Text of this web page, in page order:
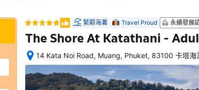
緊鄰海灘 Travel Proud 永續發展
The Shore At Katathani -
14 Kata Noi Road, Muang, Phuket, 83100 卡塔海
位
置
絕